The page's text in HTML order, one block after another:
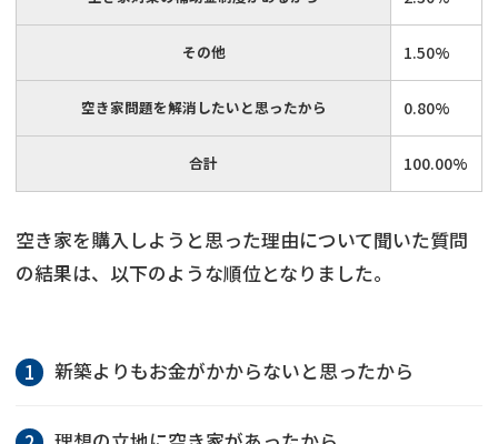
その他 1.50%
空き家問題を解消したいと思ったから 0.80%
合計 100.00%
空き家を購入しようと思った理由について聞いた質問
の結果は、以下のような順位となりました。
新築よりもお金がかからないと思ったから